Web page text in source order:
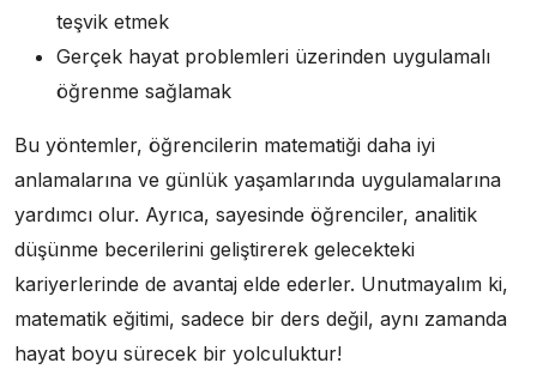
teşvik etmek
Gerçek hayat problemleri üzerinden uygulamalı
öğrenme sağlamak
Bu yöntemler, öğrencilerin matematiği daha iyi
anlamalarına ve günlük yaşamlarında uygulamalarına
yardımcı olur. Ayrıca, sayesinde öğrenciler, analitik
düşünme becerilerini geliştirerek gelecekteki
kariyerlerinde de avantaj elde ederler. Unutmayalım ki,
matematik eğitimi, sadece bir ders değil, aynı zamanda
hayat boyu sürecek bir yolculuktur!